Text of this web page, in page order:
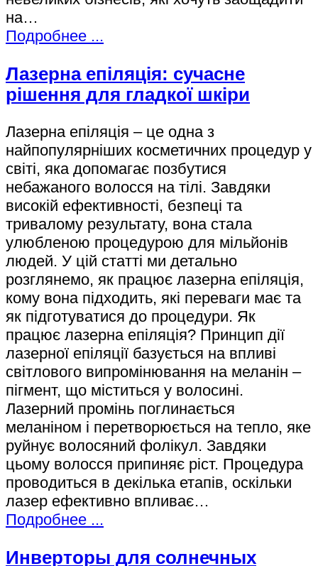
на…
Подробнее ...
Лазерна епіляція: сучасне
рішення для гладкої шкіри
Лазерна епіляція – це одна з
найпопулярніших косметичних процедур у
світі, яка допомагає позбутися
небажаного волосся на тілі. Завдяки
високій ефективності, безпеці та
тривалому результату, вона стала
улюбленою процедурою для мільйонів
людей. У цій статті ми детально
розглянемо, як працює лазерна епіляція,
кому вона підходить, які переваги має та
як підготуватися до процедури. Як
працює лазерна епіляція? Принцип дії
лазерної епіляції базується на впливі
світлового випромінювання на меланін –
пігмент, що міститься у волосині.
Лазерний промінь поглинається
меланіном і перетворюється на тепло, яке
руйнує волосяний фолікул. Завдяки
цьому волосся припиняє ріст. Процедура
проводиться в декілька етапів, оскільки
лазер ефективно впливає…
Подробнее ...
Инверторы для солнечных